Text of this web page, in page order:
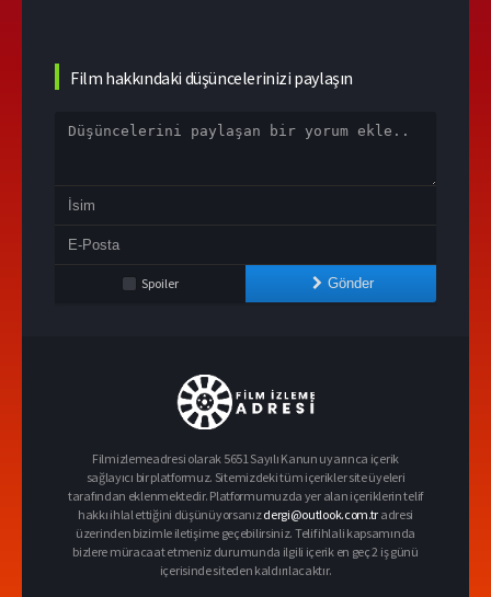
Film hakkındaki düşüncelerinizi paylaşın
Spoiler Gönder
Filmizlemeadresi olarak 5651 Sayılı Kanun uyarınca içerik
sağlayıcı bir platformuz. Sitemizdeki tüm içerikler site üyeleri
tarafından eklenmektedir. Platformumuzda yer alan içeriklerin telif
hakkı ihlal ettiğini düşünüyorsanızdergi@outlook.com.tr adresi
üzerinden bizimle iletişime geçebilirsiniz. Telif ihlali kapsamında
bizlere müracaat etmeniz durumunda ilgili içerik en geç 2 iş günü
içerisinde siteden kaldırılacaktır.